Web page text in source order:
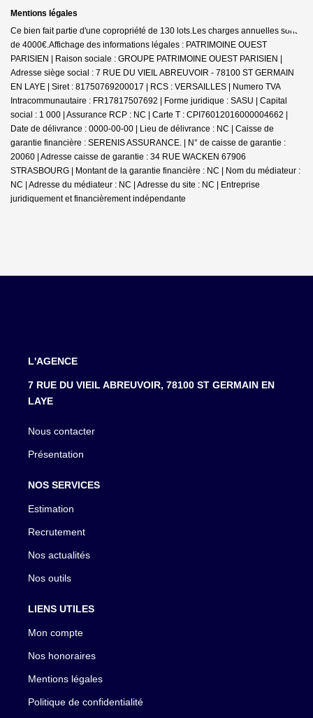
Mentions légales
Ce bien fait partie d'une copropriété de 130 lots.Les charges annuelles sont
de 4000€.Affichage des informations légales : PATRIMOINE OUEST
PARISIEN | Raison sociale : GROUPE PATRIMOINE OUEST PARISIEN |
Adresse siège social : 7 RUE DU VIEIL ABREUVOIR - 78100 ST GERMAIN
EN LAYE | Siret : 81750769200017 | RCS : VERSAILLES | Numero TVA
Intracommunautaire : FR17817507692 | Forme juridique : SASU | Capital
social : 1 000 | Assurance RCP : NC | Carte T : CPI76012016000004662 |
Date de délivrance : 0000-00-00 | Lieu de délivrance : NC | Caisse de
garantie financière : SERENIS ASSURANCE. | N° de caisse de garantie :
20060 | Adresse caisse de garantie : 34 RUE WACKEN 67906
STRASBOURG | Montant de la garantie financière : NC | Nom du médiateur :
NC | Adresse du médiateur : NC | Adresse du site : NC | Entreprise
juridiquement et financièrement indépendante
L'AGENCE
7 RUE DU VIEIL ABREUVOIR, 78100 ST GERMAIN EN
LAYE
Nous contacter
Présentation
NOS SERVICES
Estimation
Recrutement
Nos actualités
Nos outils
LIENS UTILES
Mon compte
Nos honoraires
Mentions légales
Politique de confidentialité